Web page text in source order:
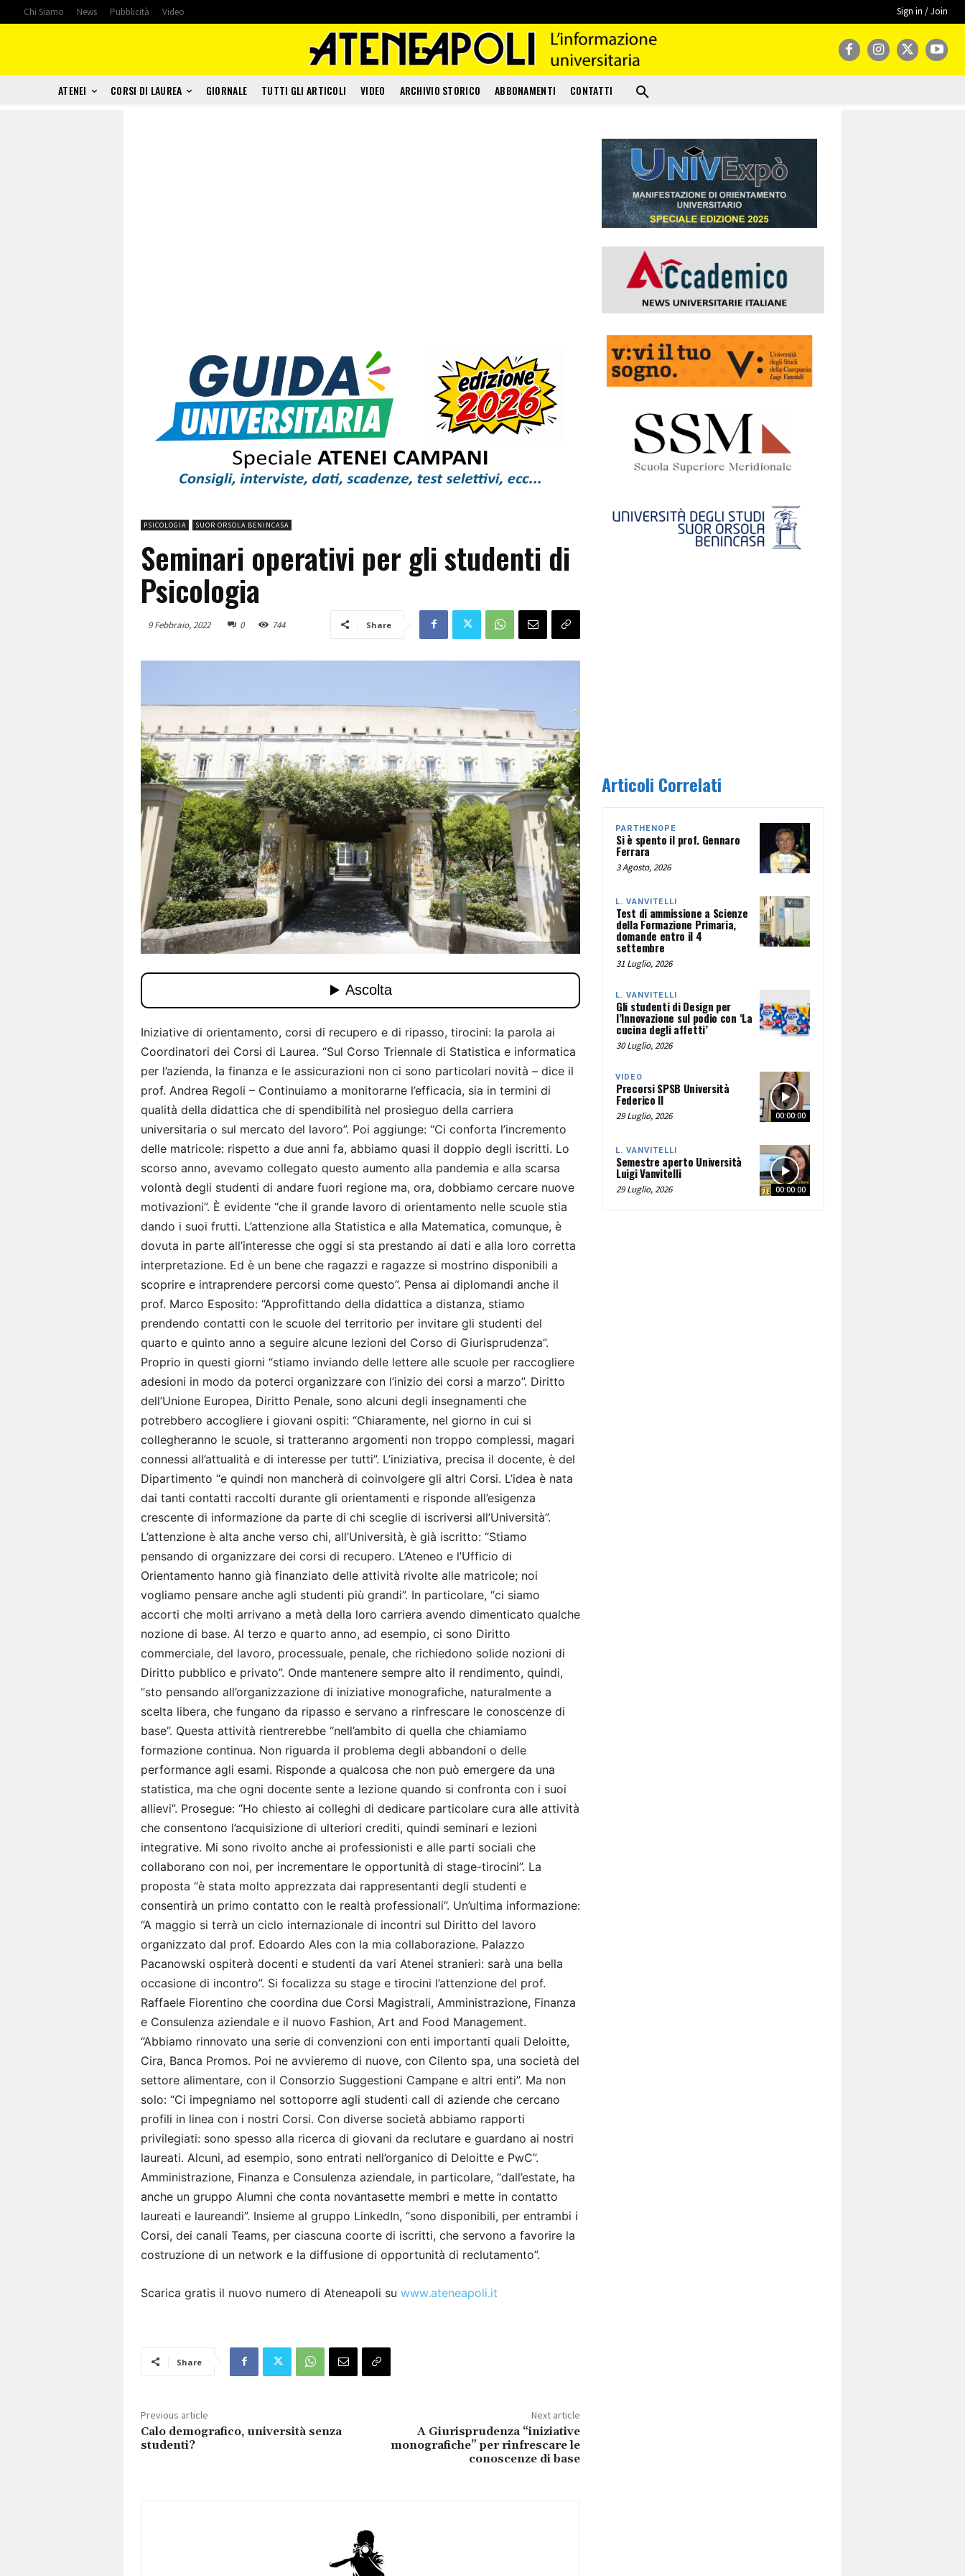
Chi Siamo News Pubblicità Video Sign in / Join
ATENEI CORSI DI LAUREA GIORNALE TUTTI GLI ARTICOLI VIDEO ARCHIVIO STORICO ABBONAMENTI CONTATTI
PSICOLOGIA SUOR ORSOLA BENINCASA
Seminari operativi per gli studenti di
Psicologia
9 Febbraio, 2022 0 744 Share
Iniziative di orientamento, corsi di recupero e di ripasso, tirocini: la parola ai
Coordinatori dei Corsi di Laurea. “Sul Corso Triennale di Statistica e informatica
per l’azienda, la finanza e le assicurazioni non ci sono particolari novità – dice il
prof. Andrea Regoli – Continuiamo a monitorarne l’efficacia, sia in termini di
qualità della didattica che di spendibilità nel prosieguo della carriera
universitaria o sul mercato del lavoro”. Poi aggiunge: “Ci conforta l’incremento
delle matricole: rispetto a due anni fa, abbiamo quasi il doppio degli iscritti. Lo
scorso anno, avevamo collegato questo aumento alla pandemia e alla scarsa
volontà degli studenti di andare fuori regione ma, ora, dobbiamo cercare nuove
motivazioni”. È evidente “che il grande lavoro di orientamento nelle scuole stia
dando i suoi frutti. L’attenzione alla Statistica e alla Matematica, comunque, è
dovuta in parte all’interesse che oggi si sta prestando ai dati e alla loro corretta
interpretazione. Ed è un bene che ragazzi e ragazze si mostrino disponibili a
scoprire e intraprendere percorsi come questo”. Pensa ai diplomandi anche il
prof. Marco Esposito: “Approfittando della didattica a distanza, stiamo
prendendo contatti con le scuole del territorio per invitare gli studenti del
quarto e quinto anno a seguire alcune lezioni del Corso di Giurisprudenza”.
Proprio in questi giorni “stiamo inviando delle lettere alle scuole per raccogliere
adesioni in modo da poterci organizzare con l’inizio dei corsi a marzo”. Diritto
dell’Unione Europea, Diritto Penale, sono alcuni degli insegnamenti che
potrebbero accogliere i giovani ospiti: “Chiaramente, nel giorno in cui si
collegheranno le scuole, si tratteranno argomenti non troppo complessi, magari
connessi all’attualità e di interesse per tutti”. L’iniziativa, precisa il docente, è del
Dipartimento “e quindi non mancherà di coinvolgere gli altri Corsi. L’idea è nata
dai tanti contatti raccolti durante gli orientamenti e risponde all’esigenza
crescente di informazione da parte di chi sceglie di iscriversi all’Università”.
L’attenzione è alta anche verso chi, all’Università, è già iscritto: “Stiamo
pensando di organizzare dei corsi di recupero. L’Ateneo e l’Ufficio di
Orientamento hanno già finanziato delle attività rivolte alle matricole; noi
vogliamo pensare anche agli studenti più grandi”. In particolare, “ci siamo
accorti che molti arrivano a metà della loro carriera avendo dimenticato qualche
nozione di base. Al terzo e quarto anno, ad esempio, ci sono Diritto
commerciale, del lavoro, processuale, penale, che richiedono solide nozioni di
Diritto pubblico e privato”. Onde mantenere sempre alto il rendimento, quindi,
“sto pensando all’organizzazione di iniziative monografiche, naturalmente a
scelta libera, che fungano da ripasso e servano a rinfrescare le conoscenze di
base”. Questa attività rientrerebbe “nell’ambito di quella che chiamiamo
formazione continua. Non riguarda il problema degli abbandoni o delle
performance agli esami. Risponde a qualcosa che non può emergere da una
statistica, ma che ogni docente sente a lezione quando si confronta con i suoi
allievi”. Prosegue: “Ho chiesto ai colleghi di dedicare particolare cura alle attività
che consentono l’acquisizione di ulteriori crediti, quindi seminari e lezioni
integrative. Mi sono rivolto anche ai professionisti e alle parti sociali che
collaborano con noi, per incrementare le opportunità di stage-tirocini”. La
proposta “è stata molto apprezzata dai rappresentanti degli studenti e
consentirà un primo contatto con le realtà professionali”. Un’ultima informazione:
“A maggio si terrà un ciclo internazionale di incontri sul Diritto del lavoro
organizzato dal prof. Edoardo Ales con la mia collaborazione. Palazzo
Pacanowski ospiterà docenti e studenti da vari Atenei stranieri: sarà una bella
occasione di incontro”. Si focalizza su stage e tirocini l’attenzione del prof.
Raffaele Fiorentino che coordina due Corsi Magistrali, Amministrazione, Finanza
e Consulenza aziendale e il nuovo Fashion, Art and Food Management.
“Abbiamo rinnovato una serie di convenzioni con enti importanti quali Deloitte,
Cira, Banca Promos. Poi ne avvieremo di nuove, con Cilento spa, una società del
settore alimentare, con il Consorzio Suggestioni Campane e altri enti”. Ma non
solo: “Ci impegniamo nel sottoporre agli studenti call di aziende che cercano
profili in linea con i nostri Corsi. Con diverse società abbiamo rapporti
privilegiati: sono spesso alla ricerca di giovani da reclutare e guardano ai nostri
laureati. Alcuni, ad esempio, sono entrati nell’organico di Deloitte e PwC”.
Amministrazione, Finanza e Consulenza aziendale, in particolare, “dall’estate, ha
anche un gruppo Alumni che conta novantasette membri e mette in contatto
laureati e laureandi”. Insieme al gruppo LinkedIn, “sono disponibili, per entrambi i
Corsi, dei canali Teams, per ciascuna coorte di iscritti, che servono a favorire la
costruzione di un network e la diffusione di opportunità di reclutamento”.
Scarica gratis il nuovo numero di Ateneapoli su www.ateneapoli.it
Share
Previous article
Calo demografico, università senza
studenti?
Next article
A Giurisprudenza “iniziative
monografiche” per rinfrescare le
conoscenze di base
Articoli Correlati
PARTHENOPE
Si è spento il prof. Gennaro
Ferrara
3 Agosto, 2026
L. VANVITELLI
Test di ammissione a Scienze
della Formazione Primaria,
domande entro il 4
settembre
31 Luglio, 2026
L. VANVITELLI
Gli studenti di Design per
l’Innovazione sul podio con ‘La
cucina degli affetti’
30 Luglio, 2026
00:00:00
VIDEO
Precorsi SPSB Università
Federico II
29 Luglio, 2026
00:00:00
L. VANVITELLI
Semestre aperto Università
Luigi Vanvitelli
29 Luglio, 2026